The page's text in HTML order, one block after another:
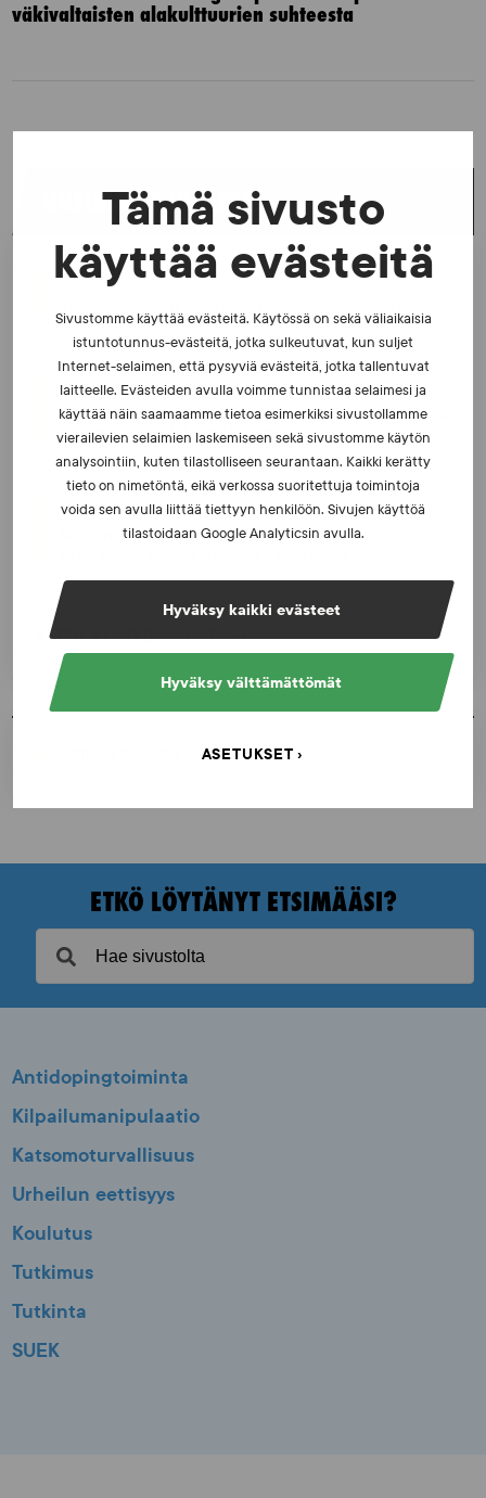
Tämä sivusto
käyttää evästeitä
Sivustomme käyttää evästeitä. Käytössä on sekä väliaikaisia
istuntotunnus-evästeitä, jotka sulkeutuvat, kun suljet
Internet-selaimen, että pysyviä evästeitä, jotka tallentuvat
laitteelle. Evästeiden avulla voimme tunnistaa selaimesi ja
käyttää näin saamaamme tietoa esimerkiksi sivustollamme
vierailevien selaimien laskemiseen sekä sivustomme käytön
analysointiin, kuten tilastolliseen seurantaan. Kaikki kerätty
tieto on nimetöntä, eikä verkossa suoritettuja toimintoja
voida sen avulla liittää tiettyyn henkilöön. Sivujen käyttöä
tilastoidaan Google Analyticsin avulla.
Hyväksy kaikki evästeet
Hyväksy välttämättömät
ASETUKSET
väkivaltaisten alakulttuurien suhteesta
UUSIMMAT UUTISET
UUTISET - 5.8.2026
Iljukov SUEKin lääketieteelliseksi asiantuntijaksi
UUTISET - 16.7.2026
Dopingrikkomuspäätösten julkistaminen: kysymyksiä
ja vastauksia EUT:n ratkaisusta
UUTISET - 30.6.2026
SUEKin sivuilla uusi blogisarja urheilun ja
KATSO AJANKOHTAISET
ETKÖ LÖYTÄNYT ETSIMÄÄSI?
Antidopingtoiminta
Kilpailumanipulaatio
Katsomoturvallisuus
Urheilun eettisyys
Koulutus
Tutkimus
Tutkinta
SUEK